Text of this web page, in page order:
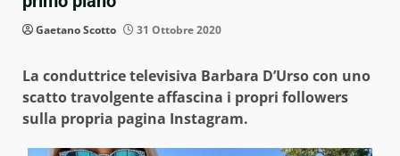
Gaetano Scotto 31 Ottobre 2020
La conduttrice televisiva Barbara D’Urso con uno
scatto travolgente affascina i propri followers
sulla propria pagina Instagram.